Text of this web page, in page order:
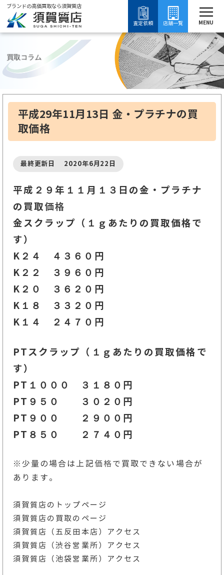
ブランドの高価買取なら須賀質店
査定依頼
店舗一覧 MENU
ブランド買取 金買取 金買取について知る 平成29年11月13日 金・プラチナの買取価格
買取コラム
平成29年11月13日 金・プラチナの買
取価格
最終更新日 2020年6月22日
平成２９年１１月１３ 日の金・プラチナ
の買取価格
金スクラップ（１ｇあたりの買取価格で
す）
K２４ ４３６０ 円
K２２ ３９６ ０円
K２０ ３６２０円
K１８ ３３２０円
K１４ ２４７０円
PTスクラップ（１ｇあたりの買取価格で
す）
PT１０００ ３１８０円
PT９５０ ３０２０円
PT９００ ２９００円
PT８５０ ２７４０円
※少量の場合は上記 価格で買取できない場合が
あります。
須賀質店のトップページ
須賀質店の買取のページ
須賀質店（五反田本店）アクセス
須賀質店（渋谷営業所）アクセス
須賀質店（池袋営業所）アクセス